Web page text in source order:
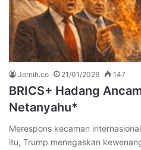
Jernih.co 21/01/2026 147
BRICS+ Hadang
Netanyahu*
Merespons kecaman
itu, Trump menegaskan